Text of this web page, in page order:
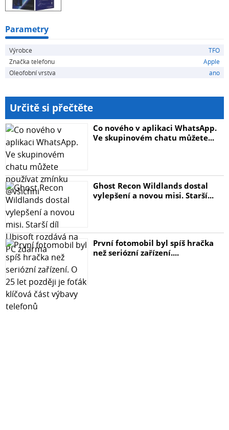
Parametry
Výrobce
TFO
Značka telefonu
Apple
Oleofobní vrstva
ano
Určitě si přečtěte
Co nového v aplikaci WhatsApp.
Ve skupinovém chatu můžete...
Ghost Recon Wildlands dostal
vylepšení a novou misi. Starší...
První fotomobil byl spíš hračka
než seriózní zařízení....